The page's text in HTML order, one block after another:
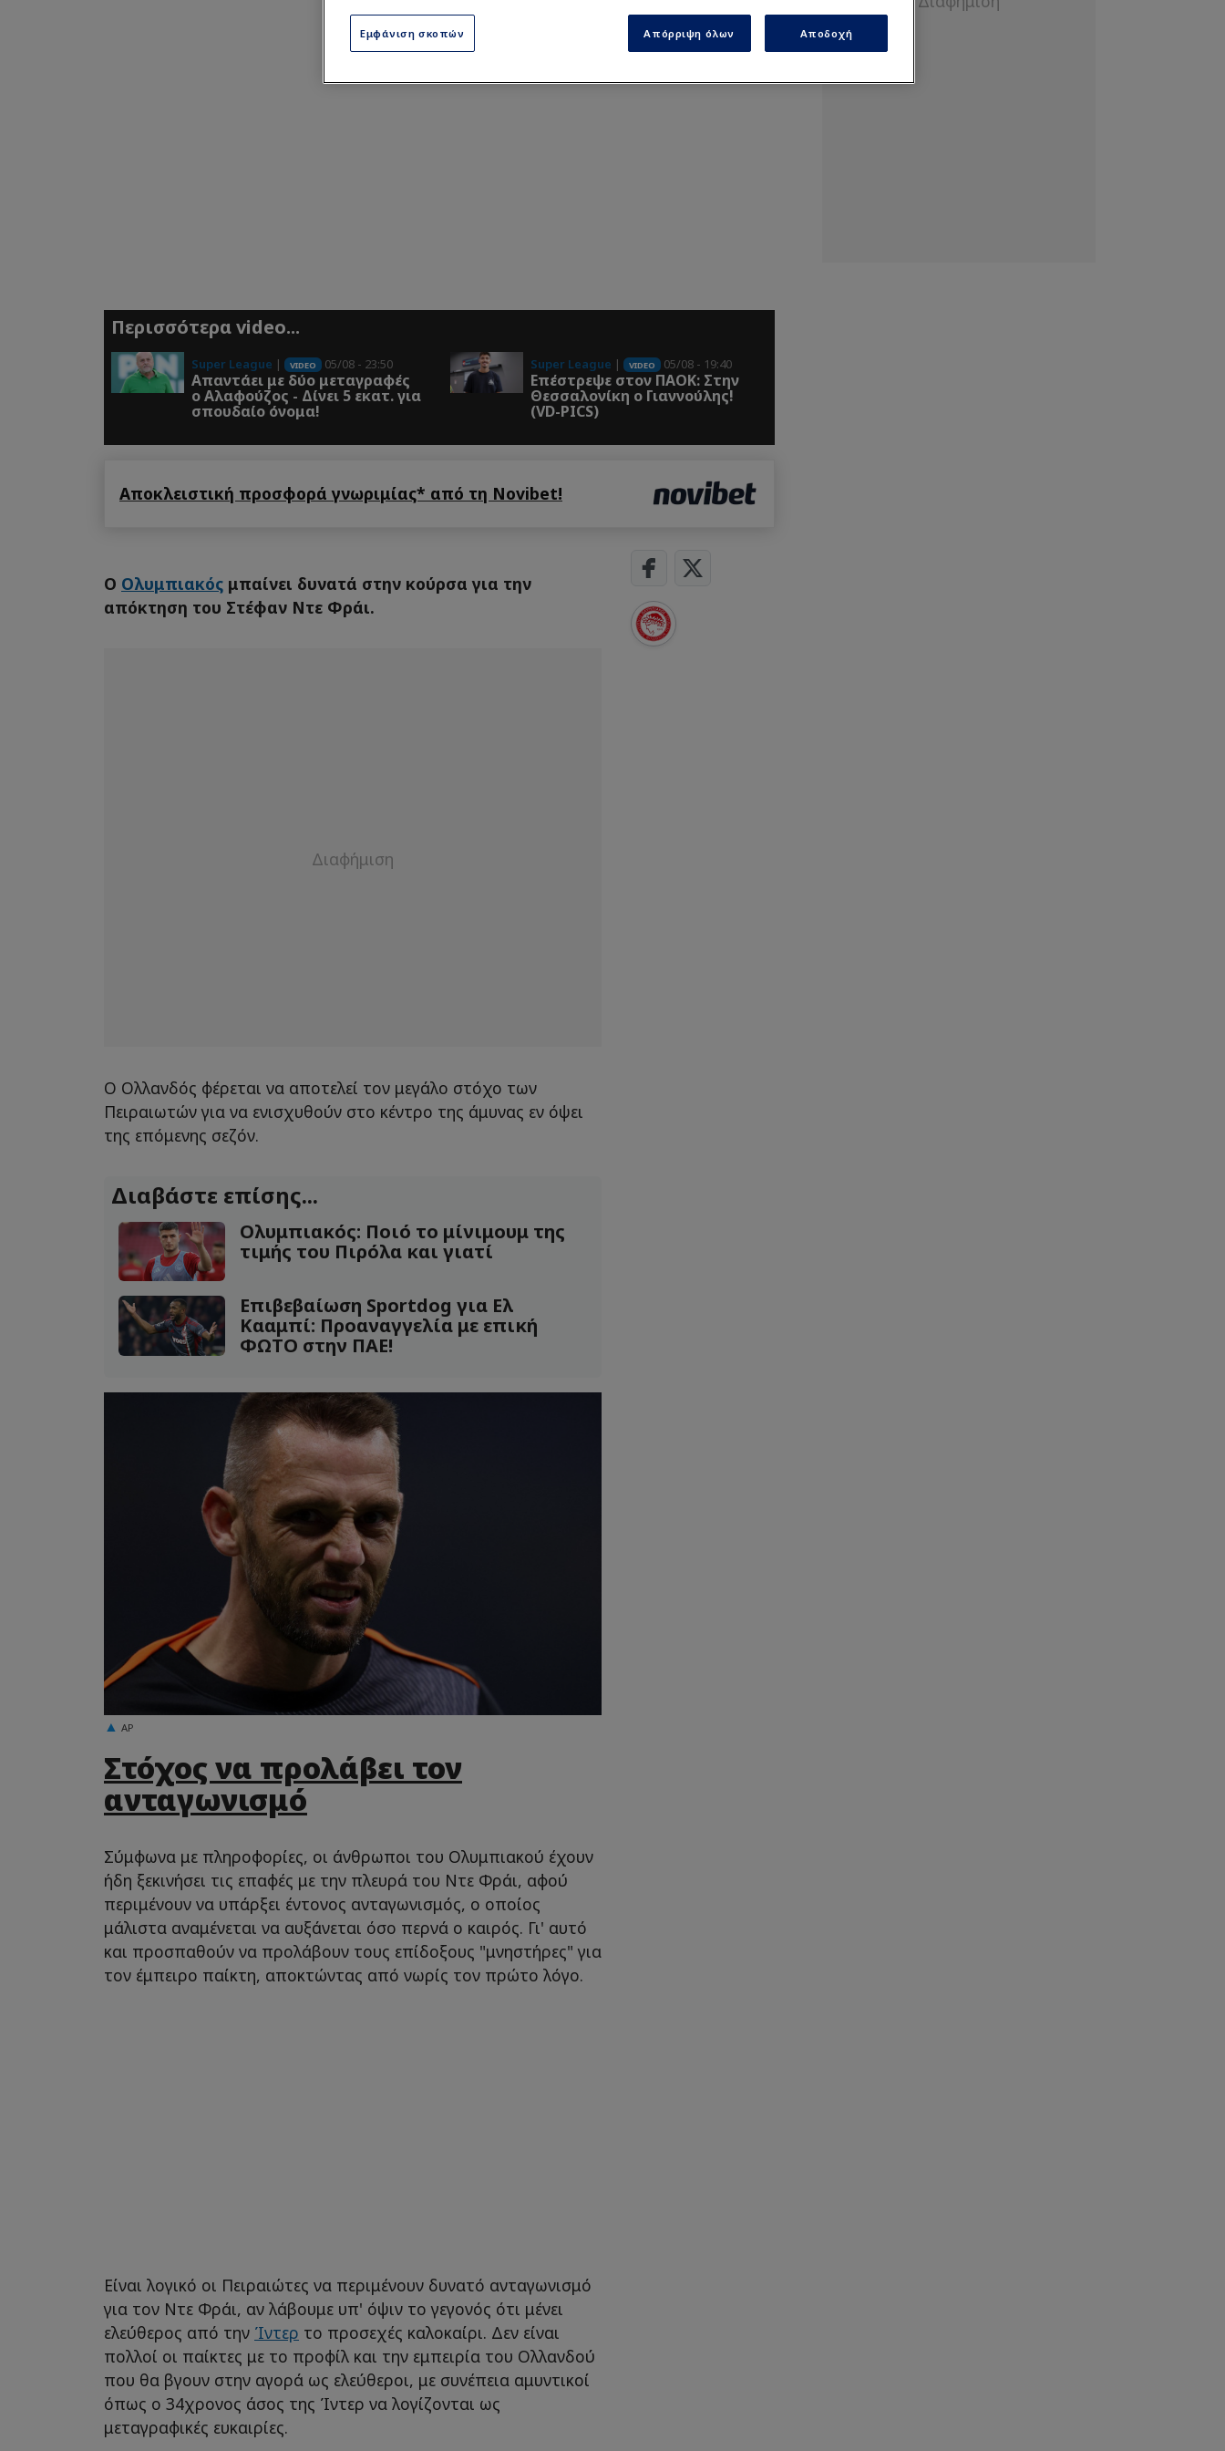
Περισσότερα video...
Super League | VIDEO 05/08 - 23:50
Απαντάει με δύο μεταγραφές
ο Αλαφούζος - Δίνει 5 εκατ. για
σπουδαίο όνομα!
Super League | VIDEO 05/08 - 19:40
Επέστρεψε στον ΠΑOK: Στην
Θεσσαλονίκη ο Γιαννούλης!
(VD-PICS)
Αποκλειστική προσφορά γνωριμίας* από τη Novibet!
Ο Ολυμπιακός μπαίνει δυνατά στην κούρσα για την
απόκτηση του Στέφαν Ντε Φράι.
Ο Ολλανδός φέρεται να αποτελεί τον μεγάλο στόχο των
Πειραιωτών για να ενισχυθούν στο κέντρο της άμυνας εν όψει
της επόμενης σεζόν.
Διαβάστε επίσης...
Ολυμπιακός: Ποιό το μίνιμουμ της
τιμής του Πιρόλα και γιατί
Επιβεβαίωση Sportdog για Ελ
Κααμπί: Προαναγγελία με επική
ΦΩΤΟ στην ΠΑΕ!
AP
Στόχος να προλάβει τον
ανταγωνισμό
Σύμφωνα με πληροφορίες, οι άνθρωποι του Ολυμπιακού έχουν
ήδη ξεκινήσει τις επαφές με την πλευρά του Ντε Φράι, αφού
περιμένουν να υπάρξει έντονος ανταγωνισμός, ο οποίος
μάλιστα αναμένεται να αυξάνεται όσο περνά ο καιρός. Γι' αυτό
και προσπαθούν να προλάβουν τους επίδοξους "μνηστήρες" για
τον έμπειρο παίκτη, αποκτώντας από νωρίς τον πρώτο λόγο.
Είναι λογικό οι Πειραιώτες να περιμένουν δυνατό ανταγωνισμό
για τον Ντε Φράι, αν λάβουμε υπ' όψιν το γεγονός ότι μένει
ελεύθερος από την Ίντερ το προσεχές καλοκαίρι. Δεν είναι
πολλοί οι παίκτες με το προφίλ και την εμπειρία του Ολλανδού
που θα βγουν στην αγορά ως ελεύθεροι, με συνέπεια αμυντικοί
όπως ο 34χρονος άσος της Ίντερ να λογίζονται ως
μεταγραφικές ευκαιρίες.
Εμφάνιση σκοπών Απόρριψη όλων Αποδοχή